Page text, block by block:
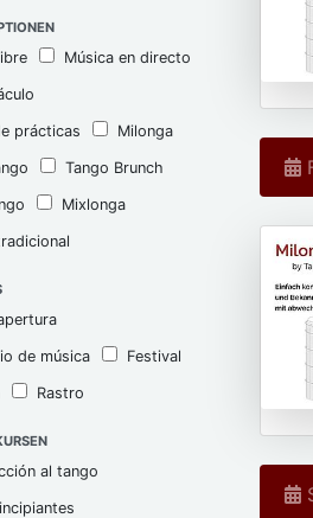
Música en directo
prácticas Milonga
Tango Brunch
Mixlonga
de música Festival
Rastro
al tango